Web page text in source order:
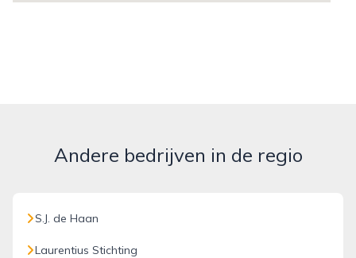
Andere bedrijven in de regio
S.J. de Haan
Laurentius Stichting